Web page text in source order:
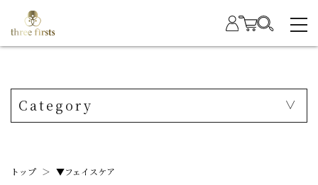
Category
トップ ＞ ▼フェイスケア